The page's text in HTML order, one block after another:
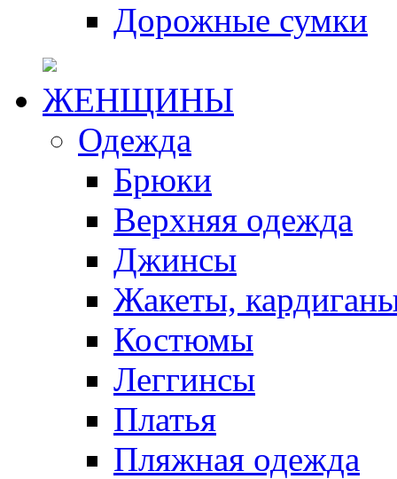
Дорожные сумки
ЖЕНЩИНЫ
Одежда
Брюки
Верхняя одежда
Джинсы
Жакеты,
Костюмы
Леггинсы
Платья
Пляжная одежда